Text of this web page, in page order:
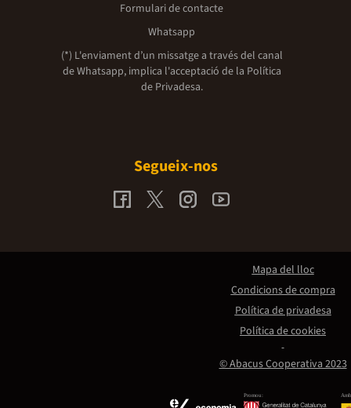
Formulari de contacte
Whatsapp
(*) L'enviament d’un missatge a través del canal
de Whatsapp, implica l'acceptació de la Política
de Privadesa.
Segueix-nos
Promou:
© Abacus Cooperativa 2023
Mapa del lloc
Condicions de compra
Política de privadesa
Política de cookies